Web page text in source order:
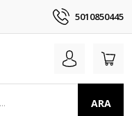
5010850445
ARA